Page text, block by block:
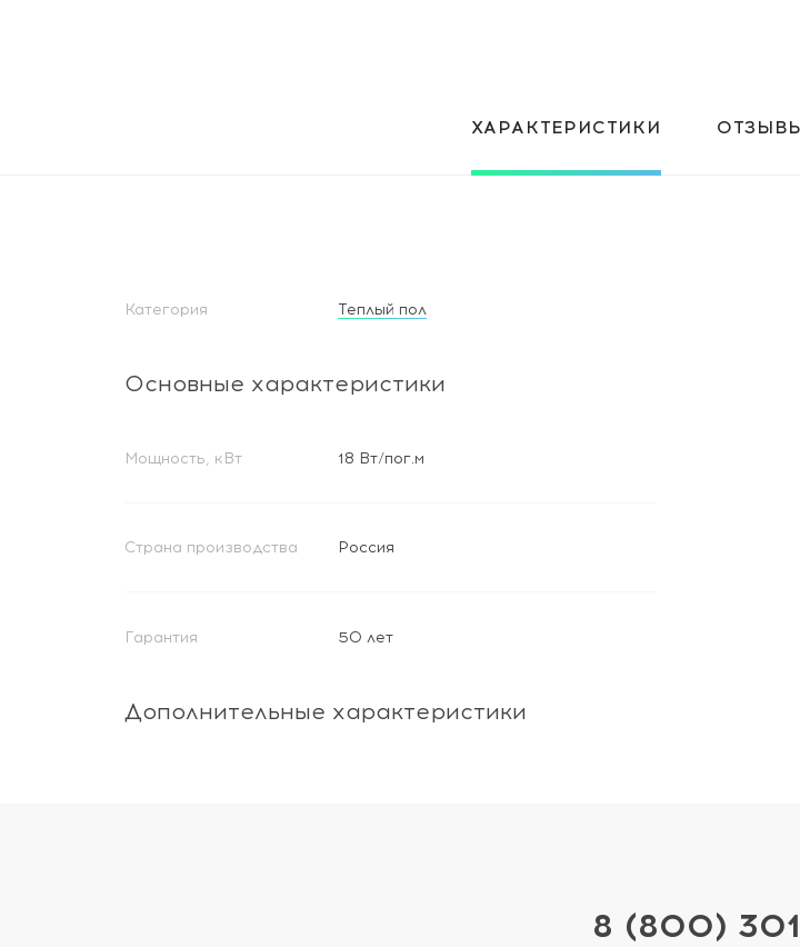
ХАРАКТЕРИСТИКИ
Категория Теплый пол
Основные характеристики
Мощность, кВт 18 Вт/пог.м
Страна производства Россия
Гарантия 50 лет
Дополнительные характеристики
8 (800)